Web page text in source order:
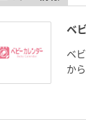
ベ
ベ
か